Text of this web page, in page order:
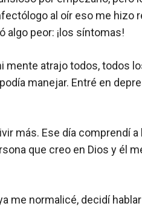
al oír eso me hizo
algo peor: ¡los síntomas!
mente atrajo todos, todos
manejar. Entré en
más. Ese día comprendí
que creo en Dios y él
me normalicé, decidí